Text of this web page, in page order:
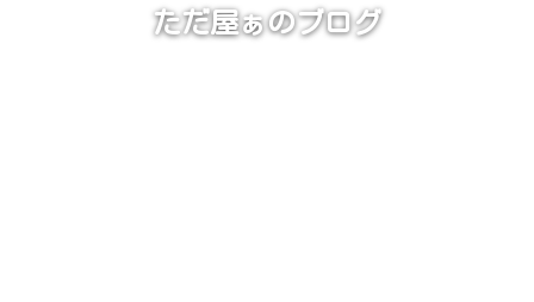
ただ屋ぁのブログ